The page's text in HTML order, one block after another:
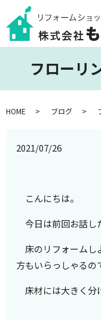
フローリ
HOME ブログ
2021/07/26
こんにちは。
今日は前回お話し
床のリフォームし
方もいらっしゃるの
床材には大きく分